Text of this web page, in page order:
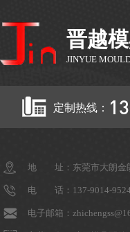
晋越
JINYUE
定制热线：
地 址：东莞市大朗金
电 话：137-9014-9524
电子邮箱：